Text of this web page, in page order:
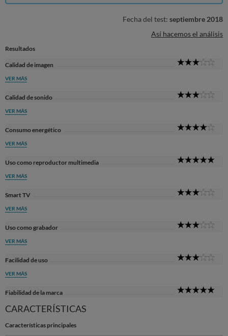
Fecha del test: septiembre 2018
Así hacemos el análisis
Resultados
Calidad de imagen
VER MÁS
Calidad de sonido
VER MÁS
Consumo energético
VER MÁS
Uso como reproductor multimedia
VER MÁS
Smart TV
VER MÁS
Uso como grabador
VER MÁS
Facilidad de uso
VER MÁS
Fiabilidad de la marca
CARACTERÍSTICAS
Características principales